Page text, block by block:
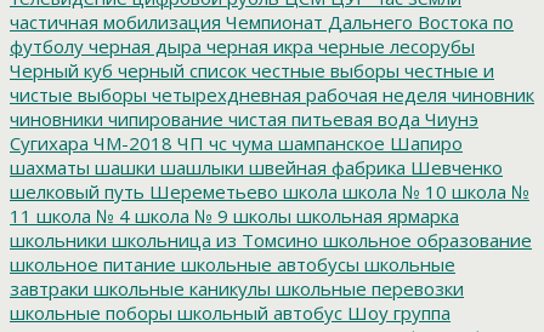
частичная мобилизация Чемпионат Дальнего Востока по
футболу черная дыра черная икра черные лесорубы
Черный куб черный список честные выборы честные и
чистые выборы четырехдневная рабочая неделя чиновник
чиновники чипирование чистая питьевая вода Чиунэ
Сугихара ЧМ-2018 ЧП чс чума шампанское Шапиро
шахматы шашки шашлыки швейная фабрика Шевченко
шелковый путь Шереметьево школа школа № 10 школа №
11 школа № 4 школа № 9 школы школьная ярмарка
школьники школьница из Томсино школьное образование
школьное питание школьные автобусы школьные
завтраки школьные каникулы школьные перевозки
школьные поборы школьный автобус Шоу группа